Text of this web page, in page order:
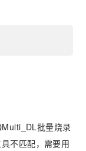
批量烧录
不匹配，需要用